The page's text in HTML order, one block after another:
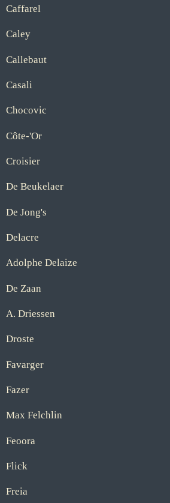
Caffarel
Caley
Callebaut
Casali
Chocovic
Côte-'Or
Croisier
De Beukelaer
De Jong's
Delacre
Adolphe Delaize
De Zaan
A. Driessen
Droste
Favarger
Fazer
Max Felchlin
Feoora
Flick
Freia